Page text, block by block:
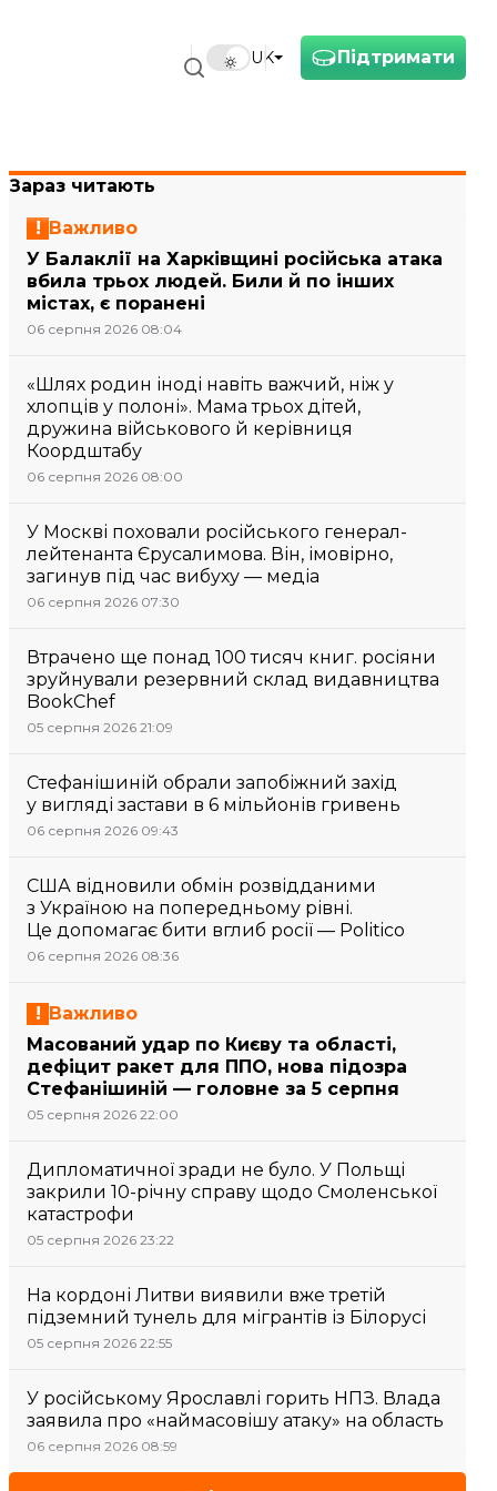
Підтримати
UK
Зараз читають
Важливо
У Балаклії на Харківщині російська атака
вбила трьох людей. Били й по інших
містах, є поранені
06 серпня 2026 08:04
«Шлях родин іноді навіть важчий, ніж у
хлопців у полоні». Мама трьох дітей,
дружина військового й керівниця
Коордштабу
06 серпня 2026 08:00
У Москві поховали російського генерал-
лейтенанта Єрусалимова. Він, імовірно,
загинув під час вибуху — медіа
06 серпня 2026 07:30
Втрачено ще понад 100 тисяч книг. росіяни
зруйнували резервний склад видавництва
BookChef
05 серпня 2026 21:09
Стефанішиній обрали запобіжний захід
у вигляді застави в 6 мільйонів гривень
06 серпня 2026 09:43
США відновили обмін розвідданими
з Україною на попередньому рівні.
Це допомагає бити вглиб росії — Politico
06 серпня 2026 08:36
Важливо
Масований удар по Києву та області,
дефіцит ракет для ППО, нова підозра
Стефанішиній — головне за 5 серпня
05 серпня 2026 22:00
Дипломатичної зради не було. У Польщі
закрили 10-річну справу щодо Смоленської
катастрофи
05 серпня 2026 23:22
На кордоні Литви виявили вже третій
підземний тунель для мігрантів із Білорусі
05 серпня 2026 22:55
У російському Ярославлі горить НПЗ. Влада
заявила про «наймасовішу атаку» на область
06 серпня 2026 08:59